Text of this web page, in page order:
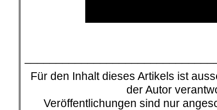
Für den Inhalt dieses Artikels ist
der Autor
Veröffentlichungen sind nur